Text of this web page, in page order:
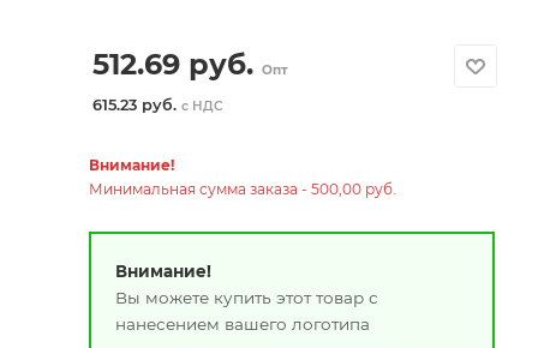
512.69руб. Опт
615.23 руб. с НДС
Внимание!
Минимальная сумма заказа - 500,00 руб.
Внимание!
Вы можете купить этот товар с
нанесением вашего логотипа